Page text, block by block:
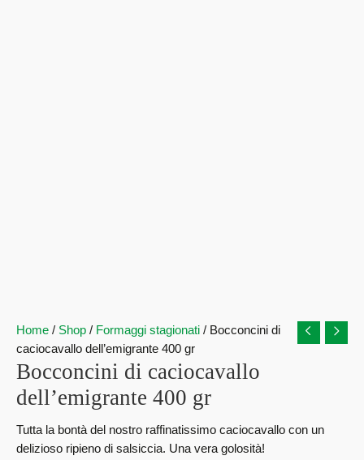
Home / Shop / Formaggi stagionati / Bocconcini di
caciocavallo dell’emigrante 400 gr
Bocconcini di caciocavallo
dell’emigrante 400 gr
Tutta la bontà del nostro raffinatissimo caciocavallo con un
delizioso ripieno di salsiccia. Una vera golosità!